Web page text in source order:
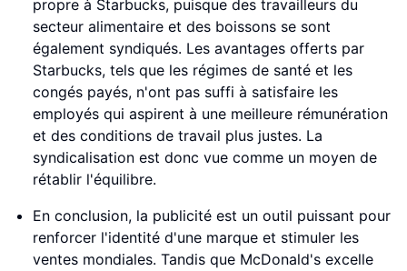
propre à Starbucks, puisque des travailleurs du
secteur alimentaire et des boissons se sont
également syndiqués. Les avantages offerts par
Starbucks, tels que les régimes de santé et les
congés payés, n'ont pas suffi à satisfaire les
employés qui aspirent à une meilleure rémunération
et des conditions de travail plus justes. La
syndicalisation est donc vue comme un moyen de
rétablir l'équilibre.
En conclusion, la publicité est un outil puissant pour
renforcer l'identité d'une marque et stimuler les
ventes mondiales. Tandis que McDonald's excelle